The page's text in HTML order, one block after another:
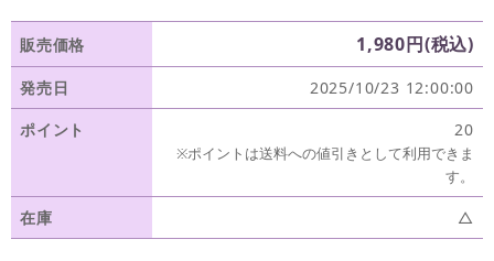
販売価格 1,980円(税込)
発売日
2025/10/23 12:00:00
ポイント
20
※ポイントは送料への値引きとして利用できま
す。
在庫 △